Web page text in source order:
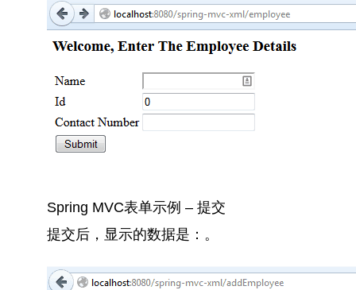
Spring MVC表单示例 – 提交
提交后，显示的数据是： 。